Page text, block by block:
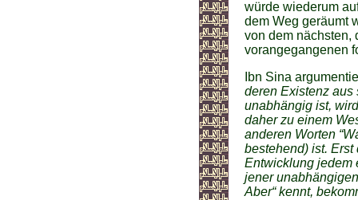
würde wiederum
dem Weg geräumt
von dem nächsten,
vorangegangenen
Ibn Sina
deren Existenz aus
unabhängig ist,
daher zu einem
anderen Worten
bestehend) ist.
Entwicklung jedem
jener
Aber“ kennt,